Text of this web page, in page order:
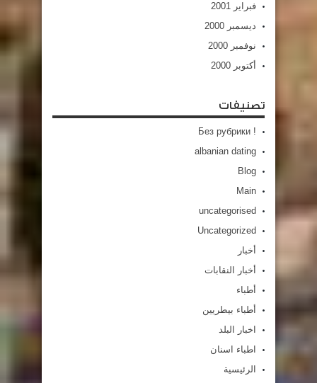
فبراير 2001
ديسمبر 2000
نوفمبر 2000
أكتوبر 2000
تصنيفات
! Без рубрики
albanian dating
Blog
Main
uncategorised
Uncategorized
أخبار
أخبار النقابات
أطباء
أطباء بيطريين
اخبار البلد
اطباء اسنان
الرئيسية